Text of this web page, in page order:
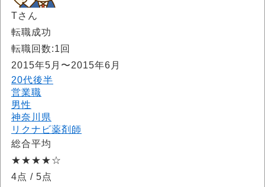
Tさん
転職成功
転職回数:1回
2015年5月〜2015年6月
20代後半
営業職
男性
神奈川県
リクナビ薬剤師
総合平均
★★★★☆
4点 / 5点